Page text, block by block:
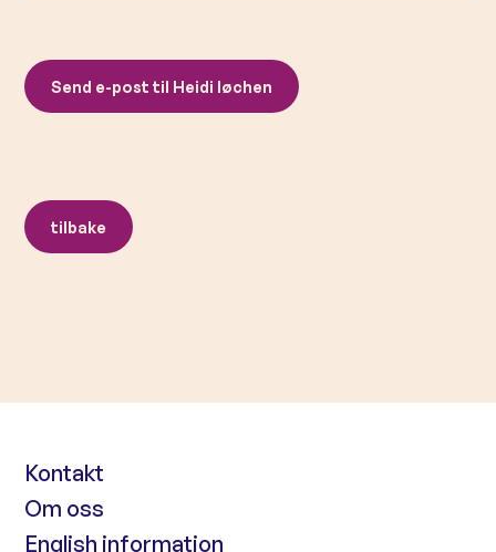
Send e-post til Heidi løchen
tilbake
Kontakt
Om oss
English information